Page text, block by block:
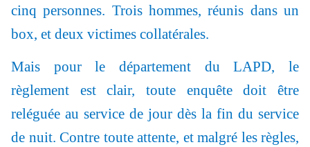
cinq personnes. Trois hommes, réunis dans un
box, et deux victimes collatérales.
Mais pour le département du LAPD, le
règlement est clair, toute enquête doit être
reléguée au service de jour dès la fin du service
de nuit. Contre toute attente, et malgré les règles,